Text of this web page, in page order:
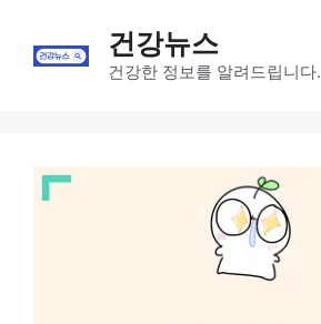
content
건강뉴스
건강한 정보를 알려드립니다.